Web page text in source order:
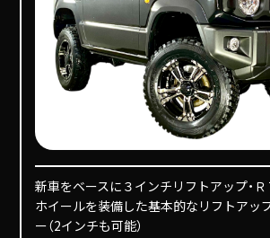
新車をベースに３インチリフトアップ・Ｒ
ホイールを装備した基本的なリフトアッ
ー（2インチも可能）